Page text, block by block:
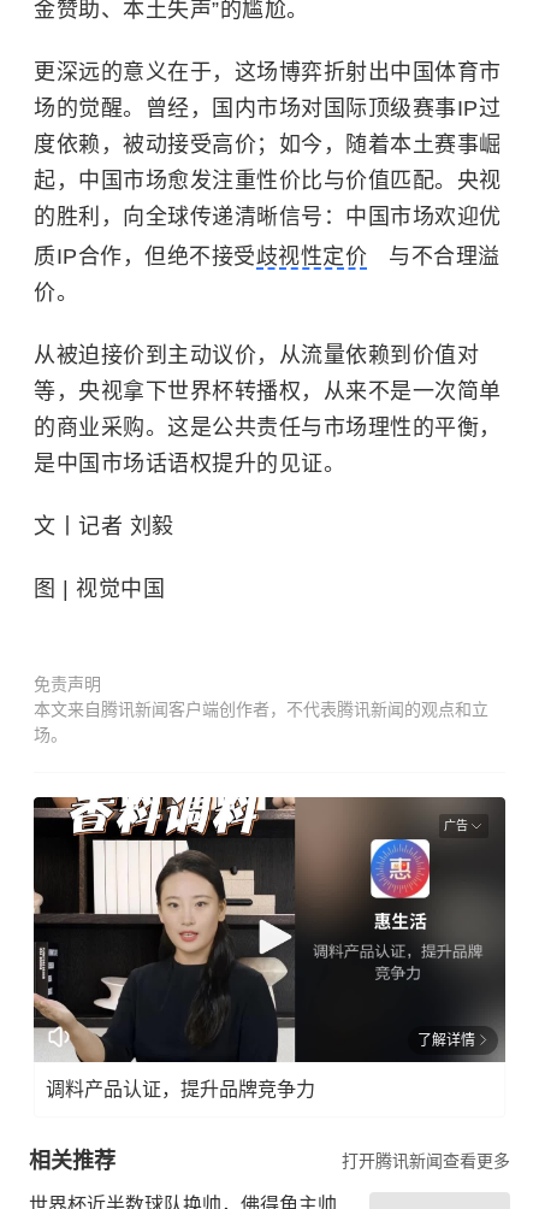
金赞助、本土失声”的尴尬。
更深远的意义在于，这场博弈折射出中国体育市
场的觉醒。曾经，国内市场对国际顶级赛事IP过
度依赖，被动接受高价；如今，随着本土赛事崛
起，中国市场愈发注重性价比与价值匹配。央视
的胜利，向全球传递清晰信号：中国市场欢迎优
质IP合作，但绝不接受歧视性定价
与不合理溢
价。
从被迫接价到主动议价，从流量依赖到价值对
等，央视拿下世界杯转播权，从来不是一次简单
的商业采购。这是公共责任与市场理性的平衡，
是中国市场话语权提升的见证。
文丨记者 刘毅
图 | 视觉中国
免责声明
本文来自腾讯新闻客户端创作者，不代表腾讯新闻的观点和立
场。
广告
了解详情
调料产品认证，提升品牌竞争力
相关推荐 打开腾讯新闻查看更多
世界杯近半数球队换帅，佛得角主帅